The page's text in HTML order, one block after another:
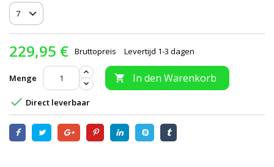
229,95 € Bruttopreis Levertijd 1-3 dagen
Menge  In den Warenkorb
 Direct leverbaar